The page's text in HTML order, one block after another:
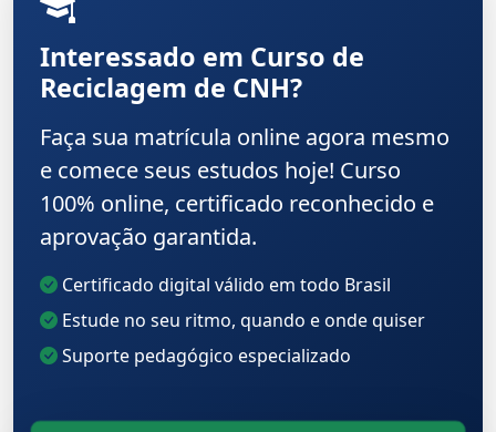
Interessado em Curso de
Reciclagem de CNH?
Faça sua matrícula online agora mesmo
e comece seus estudos hoje! Curso
100% online, certificado reconhecido e
aprovação garantida.
Certificado digital válido em todo Brasil
Estude no seu ritmo, quando e onde quiser
Suporte pedagógico especializado